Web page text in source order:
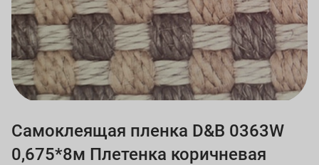
Самоклеящая пленка D&B 0363W
0,675*8м Плетенка коричневая